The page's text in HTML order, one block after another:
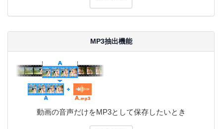
MP3抽出機能
動画の音声だけをMP3として保存したいとき